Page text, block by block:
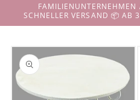
SCHNELLER VERSAND 📦 AB